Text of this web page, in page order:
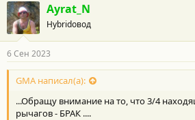
Ayrat_N
Hybridовод
6 Сен 2023
GMA написал(а):
...Обращу внимание на то, что 3/4
рычагов - БРАК ....